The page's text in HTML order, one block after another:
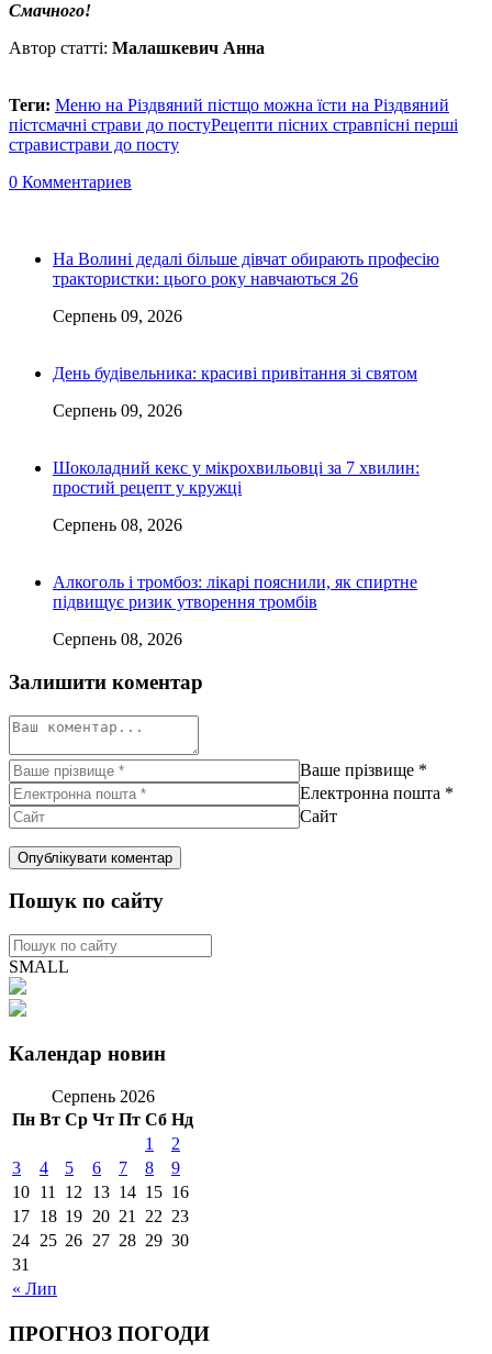
Смачного!
Автор статті: Малашкевич Анна
Теги: Меню на Різдвяний пістщо можна їсти на Різдвяний
пістсмачні страви до постуРецепти пісних стравпісні перші
стравистрави до посту
0 Комментариев
На Волині дедалі більше дівчат обирають професію
трактористки: цього року навчаються 26
Серпень 09, 2026
День будівельника: красиві привітання зі святом
Серпень 09, 2026
Шоколадний кекс у мікрохвильовці за 7 хвилин:
простий рецепт у кружці
Серпень 08, 2026
Алкоголь і тромбоз: лікарі пояснили, як спиртне
підвищує ризик утворення тромбів
Серпень 08, 2026
Залишити коментар
Ваше прізвище *
Електронна пошта *
Сайт
Пошук по сайту
SMALL
Календар новин
Серпень 2026
Пн Вт Ср Чт Пт Сб Нд
« Лип
1
2
3
4 5 6 7 8
9
10 11 12 13 14 15 16
17 18 19 20 21 22 23
24 25 26 27 28 29 30
31
ПРОГНОЗ ПОГОДИ